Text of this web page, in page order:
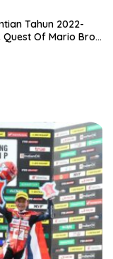
Tahun 2022-
Quest Of Mario Bros